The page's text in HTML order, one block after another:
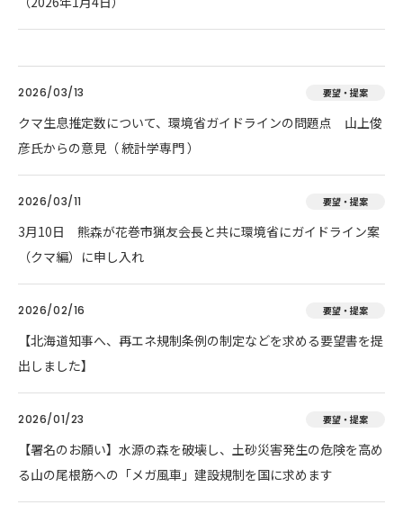
2026/03/13 要望・提案
クマ生息推定数について、環境省ガイドラインの問題点 山上俊
彦氏からの意見（ 統計学専門 ）
2026/03/11 要望・提案
3月10日 熊森が花巻市猟友会長と共に環境省にガイドライン案
（クマ編）に申し入れ
2026/02/16 要望・提案
【北海道知事へ、再エネ規制条例の制定などを求める要望書を提
出しました】
2026/01/23 要望・提案
【署名のお願い】水源の森を破壊し、土砂災害発生の危険を高め
る山の尾根筋への「メガ風車」建設規制を国に求めます